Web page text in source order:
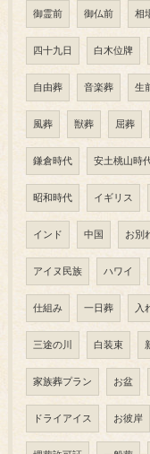
御霊前 御仏前 相
四十九日 白木位牌
自由葬 音楽葬 生
風葬 獣葬 屈葬
鎌倉時代 安土桃山時
昭和時代 イギリス
インド 中国 お別
アイヌ民族 ハワイ
仕組み 一日葬 入
三途の川 白装束
家族葬プラン お盆
ドライアイス お彼岸